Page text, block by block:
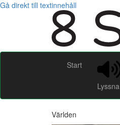
Gå direkt till textinnehåll
Start
Lyssna
Världen